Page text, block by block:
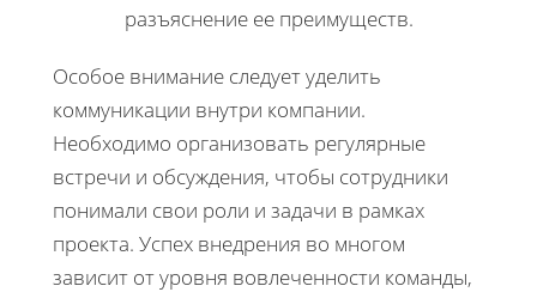
разъяснение ее преимуществ.
Особое внимание следует уделить
коммуникации внутри компании.
Необходимо организовать регулярные
встречи и обсуждения, чтобы сотрудники
понимали свои роли и задачи в рамках
проекта. Успех внедрения во многом
зависит от уровня вовлеченности команды,